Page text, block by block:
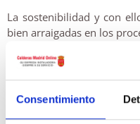
Consentimiento
La sostenibilidad y con
bien arraigadas en los
Diseñamos y fabricamos